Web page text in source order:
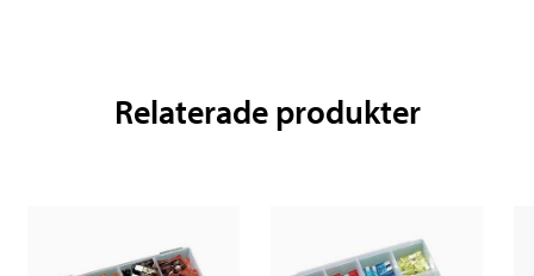
Relaterade produkter